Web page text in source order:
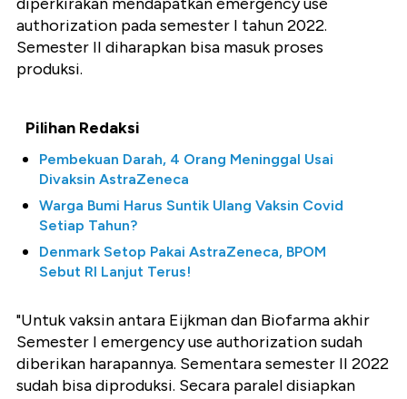
authorization pada semester I tahun 2022.
Semester II diharapkan bisa masuk proses
produksi.
Pilihan Redaksi
Pembekuan Darah, 4 Orang Meninggal Usai
Divaksin AstraZeneca
Warga Bumi Harus Suntik Ulang Vaksin Covid
Setiap Tahun?
Denmark Setop Pakai AstraZeneca, BPOM
Sebut RI Lanjut Terus!
"Untuk vaksin antara Eijkman dan Biofarma akhir
Semester I emergency use authorization sudah
diberikan harapannya. Sementara semester II 2022
sudah bisa diproduksi. Secara paralel disiapkan